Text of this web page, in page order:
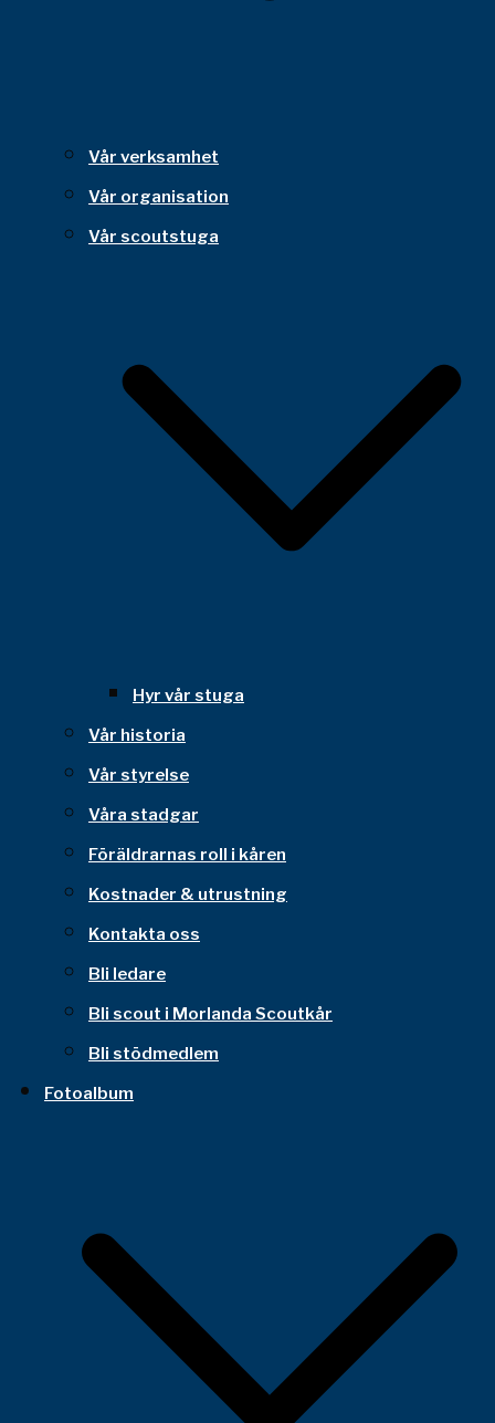
Vår verksamhet
Vår organisation
Vår scoutstuga
Hyr vår stuga
Vår historia
Vår styrelse
Våra stadgar
Föräldrarnas roll i kåren
Kostnader & utrustning
Kontakta oss
Bli ledare
Bli scout i Morlanda Scoutkår
Bli stödmedlem
Fotoalbum